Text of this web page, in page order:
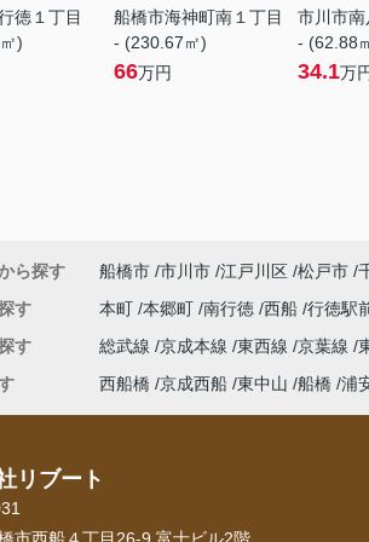
徳１丁目
)
船橋市海神町南１丁目
- (230.67㎡)
66万円
市川市南
- (62.88
34.1万
ら探す 船橋市 市川市 江戸川区 松戸市
す
本町 本郷町 南行徳 西船 行徳駅
す
総武線 京成本線 東西線 京葉線
西船橋 京成西船 東中山 船橋 浦
リブート